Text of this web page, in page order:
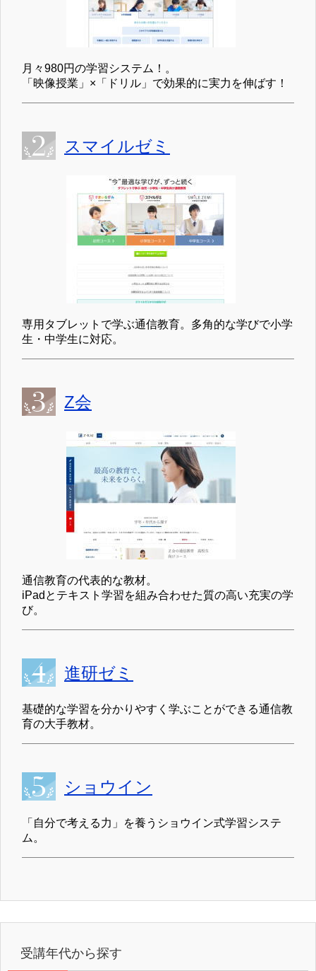
月々980円の学習システム！。
「映像授業」×「ドリル」で効果的に実力を伸ばす！
スマイルゼミ
専用タブレットで学ぶ通信教育。多角的な学びで小学
生・中学生に対応。
Z会
通信教育の代表的な教材。
iPadとテキスト学習を組み合わせた質の高い充実の学
び。
進研ゼミ
基礎的な学習を分かりやすく学ぶことができる通信教
育の大手教材。
ショウイン
「自分で考える力」を養うショウイン式学習システ
ム。
受講年代から探す